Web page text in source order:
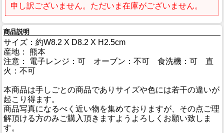
申し訳ございません。ただいま在庫がございません。
商品説明
サイズ：約W8.2 X D8.2 X H2.5cm
産地： 熊本
注意： 電子レンジ：可 オーブン：不可 食洗機：可 直
火：不可
本商品は手しごとの商品でありサイズや色には若干の違いが
起こり得ます。
商品写真になるべく近い物を集めておりますが、その点ご理
解頂ける方のみご購入頂きますようよろしくお願い致しま
す。